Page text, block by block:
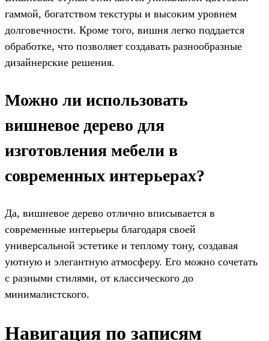
гаммой, богатством текстуры и высоким уровнем
долговечности. Кроме того, вишня легко поддается
обработке, что позволяет создавать разнообразные
дизайнерские решения.
Можно ли использовать
вишневое дерево для
изготовления мебели в
современных интерьерах?
Да, вишневое дерево отлично вписывается в
современные интерьеры благодаря своей
универсальной эстетике и теплому тону, создавая
уютную и элегантную атмосферу. Его можно сочетать
с разными стилями, от классического до
минималистского.
Навигация по записям